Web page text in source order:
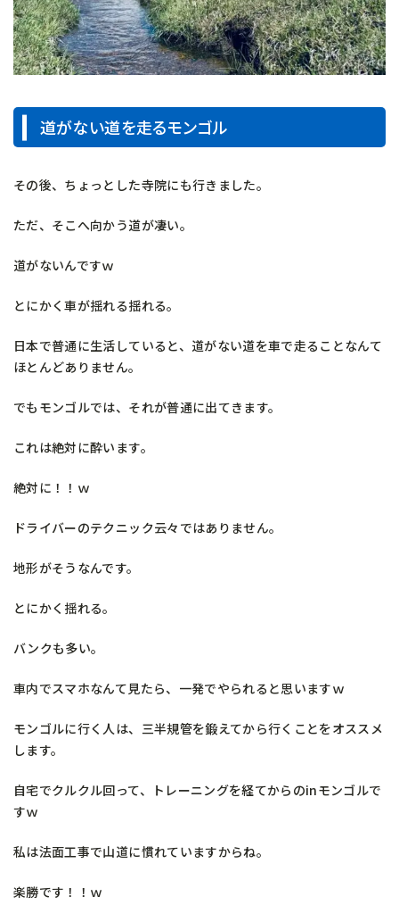
道がない道を走るモンゴル
その後、ちょっとした寺院にも行きました。
ただ、そこへ向かう道が凄い。
道がないんですｗ
とにかく車が揺れる揺れる。
日本で普通に生活していると、道がない道を車で走ることなんて
ほとんどありません。
でもモンゴルでは、それが普通に出てきます。
これは絶対に酔います。
絶対に！！ｗ
ドライバーのテクニック云々ではありません。
地形がそうなんです。
とにかく揺れる。
バンクも多い。
車内でスマホなんて見たら、一発でやられると思いますｗ
モンゴルに行く人は、三半規管を鍛えてから行くことをオススメ
します。
自宅でクルクル回って、トレーニングを経てからのinモンゴルで
すｗ
私は法面工事で山道に慣れていますからね。
楽勝です！！ｗ